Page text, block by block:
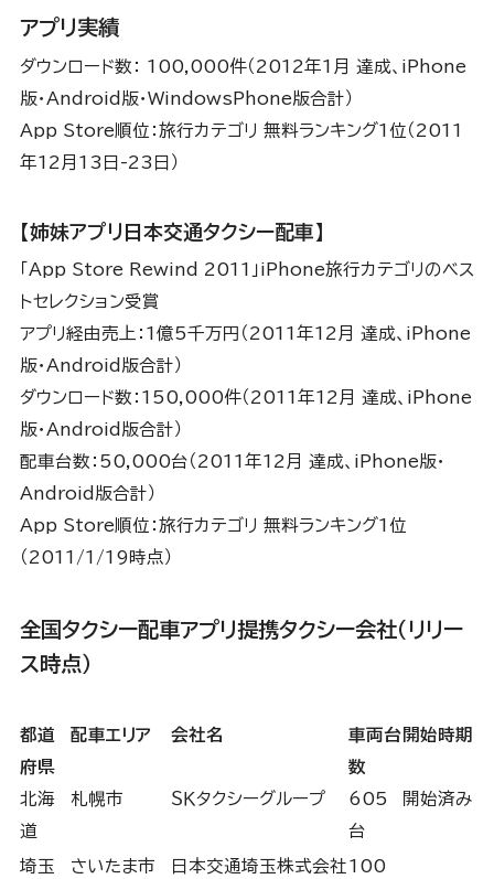
アプリ実績
ダウンロード数： 100,000件（2012年1月 達成、iPhone
版・Android版・WindowsPhone版合計）
App Store順位：旅行カテゴリ 無料ランキング1位（2011
年12月13日-23日）
【姉妹アプリ日本交通タクシー配車】
「App Store Rewind 2011」iPhone旅行カテゴリのベス
トセレクション受賞
アプリ経由売上：1億5千万円（2011年12月 達成、iPhone
版・Android版合計）
ダウンロード数：150,000件（2011年12月 達成、iPhone
版・Android版合計）
配車台数：50,000台（2011年12月 達成、iPhone版・
Android版合計）
App Store順位：旅行カテゴリ 無料ランキング1位
（2011/1/19時点）
全国タクシー配車アプリ提携タクシー会社（リリー
ス時点）
都道
府県
配車エリア 会社名
車両台
数
開始時期
北海
道
札幌市 ＳＫタクシーグループ
605
台
開始済み
埼玉
さいたま市 日本交通埼玉株式会社100